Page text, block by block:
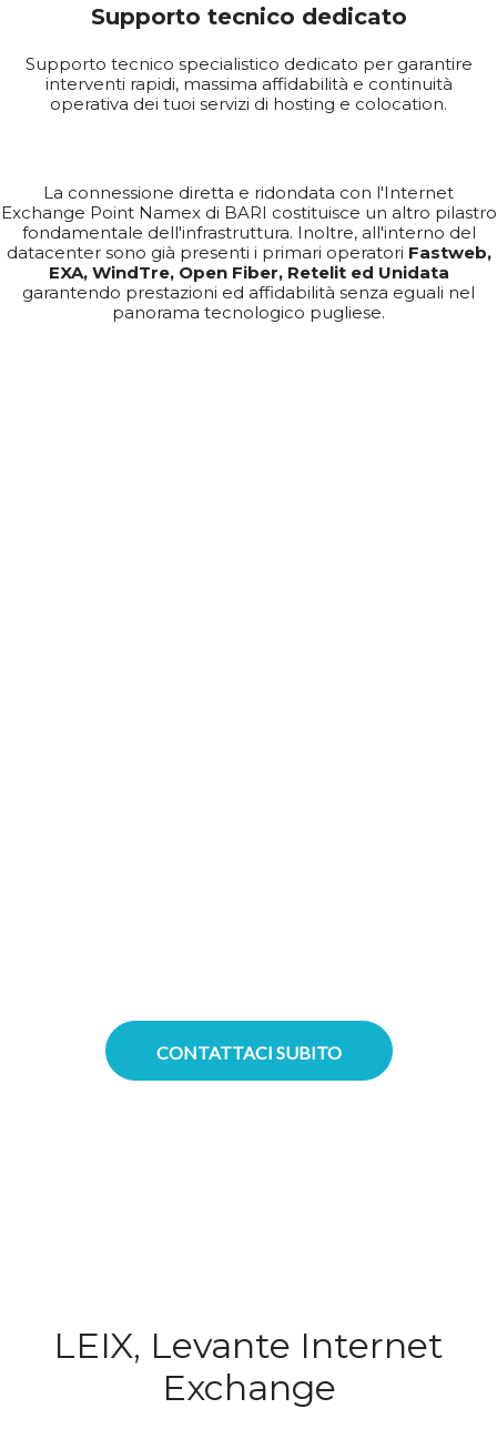
Supporto tecnico dedicato
Supporto tecnico specialistico dedicato per garantire
interventi rapidi, massima affidabilità e continuità
operativa dei tuoi servizi di hosting e colocation.
La connessione diretta e ridondata con l'Internet
Exchange Point Namex di BARI costituisce un altro pilastro
fondamentale dell'infrastruttura. Inoltre, all'interno del
datacenter sono già presenti i primari operatori Fastweb,
EXA, WindTre, Open Fiber, Retelit ed Unidata
garantendo prestazioni ed affidabilità senza eguali nel
panorama tecnologico pugliese.
CONTATTACI SUBITO
LEIX, Levante Internet
Exchange